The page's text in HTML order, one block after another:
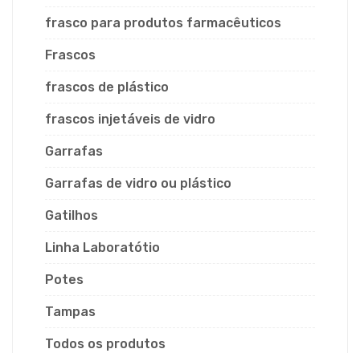
frasco para produtos farmacêuticos
Frascos
frascos de plástico
frascos injetáveis de vidro
Garrafas
Garrafas de vidro ou plástico
Gatilhos
Linha Laboratótio
Potes
Tampas
Todos os produtos